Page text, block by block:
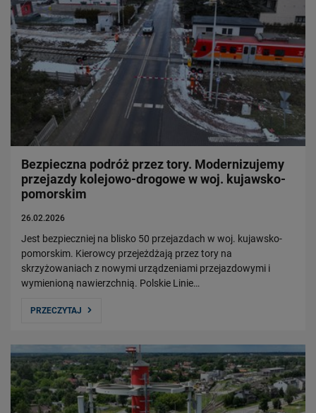
Bezpieczna podróż przez tory. Modernizujemy
przejazdy kolejowo-drogowe w woj. kujawsko-
pomorskim
26.02.2026
Jest bezpieczniej na blisko 50 przejazdach w woj. kujawsko-
pomorskim. Kierowcy przejeżdżają przez tory na
skrzyżowaniach z nowymi urządzeniami przejazdowymi i
wymienioną nawierzchnią. Polskie Linie…
PRZECZYTAJ